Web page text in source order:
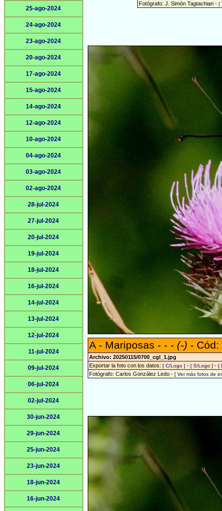
25-ago-2024
24-ago-2024
23-ago-2024
20-ago-2024
17-ago-2024
15-ago-2024
14-ago-2024
12-ago-2024
10-ago-2024
04-ago-2024
03-ago-2024
02-ago-2024
28-jul-2024
27-jul-2024
20-jul-2024
19-jul-2024
18-jul-2024
16-jul-2024
14-jul-2024
13-jul-2024
12-jul-2024
11-jul-2024
09-jul-2024
06-jul-2024
02-jul-2024
30-jun-2024
29-jun-2024
25-jun-2024
23-jun-2024
18-jun-2024
16-jun-2024
Fotógrafo: J. Simón Tagtachian - [
A - Mariposas - - - (-) - Cód:
Archivo: 20250115/0700_cgl_1.jpg
Exportar la foto con los datos: [ C/Logo ] - [ S/Logo ] - [
Fotógrafo: Carlos González Ledo - [ Ver más fotos de